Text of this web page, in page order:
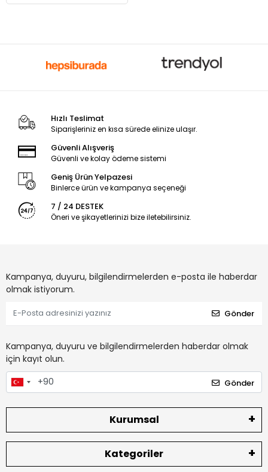
Hızlı Teslimat
Siparişleriniz en kısa sürede elinize ulaşır.
Güvenli Alışveriş
Güvenli ve kolay ödeme sistemi
Geniş Ürün Yelpazesi
Binlerce ürün ve kampanya seçeneği
7 / 24 DESTEK
Öneri ve şikayetlerinizi bize iletebilirsiniz.
Kampanya, duyuru, bilgilendirmelerden e-posta ile haberdar
olmak istiyorum.
Gönder
Kampanya, duyuru ve bilgilendirmelerden haberdar olmak
için kayıt olun.
Gönder
Kurumsal
Kategoriler